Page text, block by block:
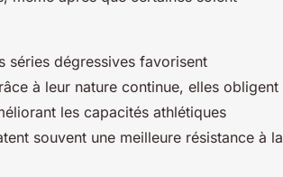
séries dégressives favorisent
à leur nature continue, elles obligent
les capacités athlétiques
souvent une meilleure résistance à la